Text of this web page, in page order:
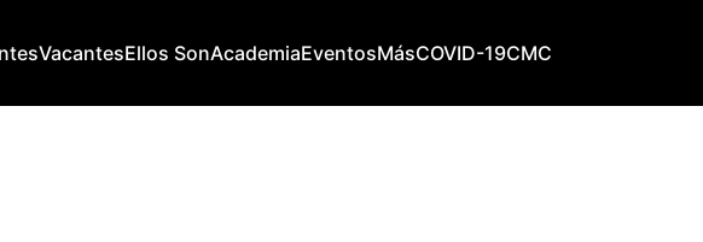
VacantesEllos SonAcademiaEventosMásCOVID-19CMC